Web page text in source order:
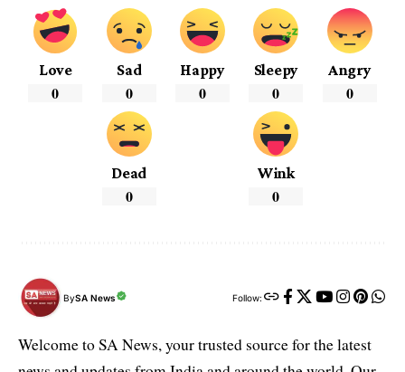
Love
0
Sad
0
Happy
0
Sleepy
0
Angry
0
Dead
0
Wink
0
BySA News Follow:
Welcome to SA News, your trusted source for the latest